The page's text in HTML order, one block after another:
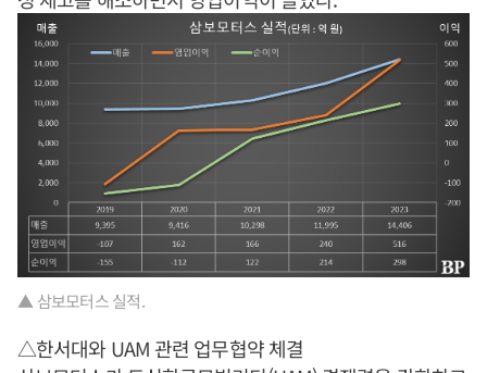
▲ 삼보모터스 실적.
△한서대와 UAM 관련 업무협약 체결